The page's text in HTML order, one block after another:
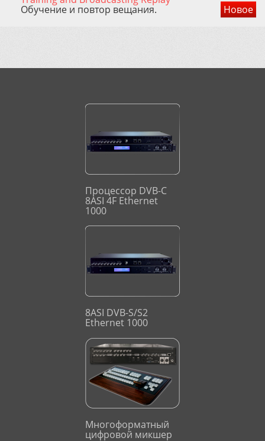
Обучение и повтор вещания. Новое
Процессор DVB-C
8ASI 4F Ethernet
1000
8ASI DVB-S/S2
Ethernet 1000
Многоформатный
цифровой микшер